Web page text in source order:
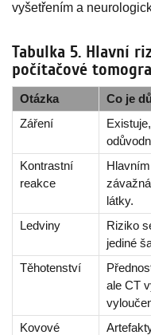
vyšetřením a
Tabulka 5. Hlavní
počítačové
Otázka
Co je
Záření
Kontrastní
reakce
látky.
Ledviny
Riziko
jediné
Těhotenství
ale CT
Kovové